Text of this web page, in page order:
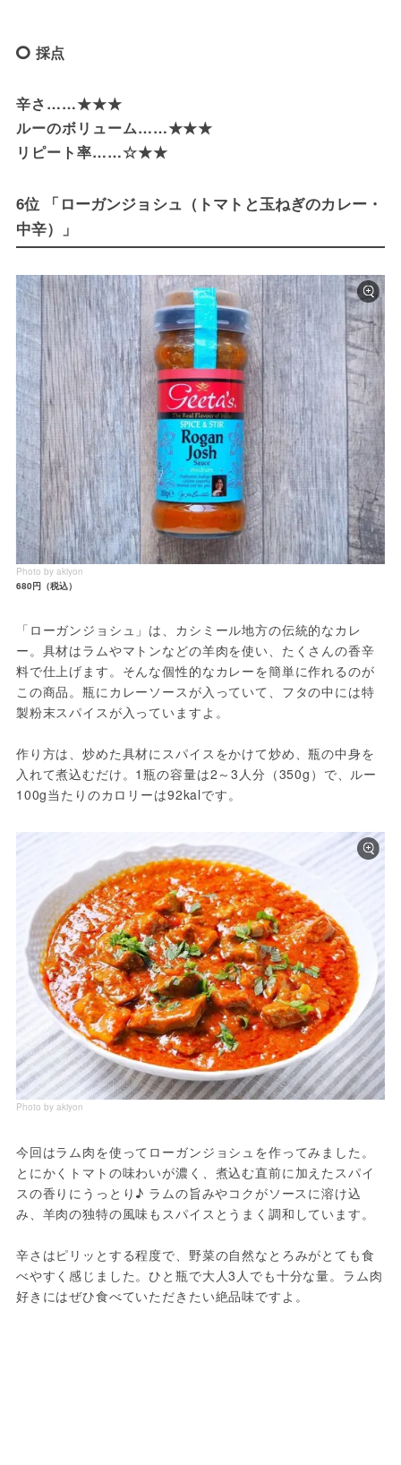
採点
辛さ……★★★
ルーのボリューム……★★★
リピート率……☆★★
6位 「ローガンジョシュ（トマトと玉ねぎのカレー・
中辛）」
Photo by akiyon
680円（税込）
「ローガンジョシュ」は、カシミール地方の伝統的なカレ
ー。具材はラムやマトンなどの羊肉を使い、たくさんの香辛
料で仕上げます。そんな個性的なカレーを簡単に作れるのが
この商品。瓶にカレーソースが入っていて、フタの中には特
製粉末スパイスが入っていますよ。
作り方は、炒めた具材にスパイスをかけて炒め、瓶の中身を
入れて煮込むだけ。1瓶の容量は2～3人分（350g）で、ルー
100g当たりのカロリーは92kalです。
Photo by akiyon
今回はラム肉を使ってローガンジョシュを作ってみました。
とにかくトマトの味わいが濃く、煮込む直前に加えたスパイ
スの香りにうっとり♪ ラムの旨みやコクがソースに溶け込
み、羊肉の独特の風味もスパイスとうまく調和しています。
辛さはピリッとする程度で、野菜の自然なとろみがとても食
べやすく感じました。ひと瓶で大人3人でも十分な量。ラム肉
好きにはぜひ食べていただきたい絶品味ですよ。